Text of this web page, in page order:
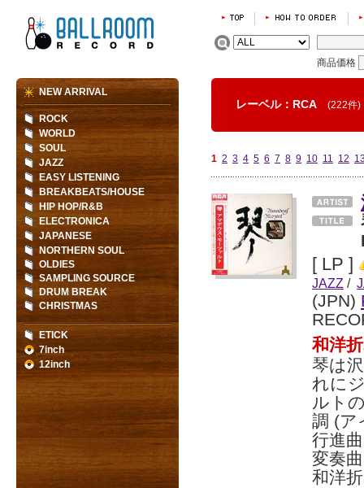
商品価格
レーベル：RCA (222件)
1 2 3 4 5 6 7 8 9 10 11 12
[ LP ]
JAZZ /
(JPN)
和洋
琴は
れに
ルト
調 (ア
行進
変奏
和洋
NEW ARRIVAL
ROCK
WORLD
SOUL
JAZZ
EASY LISTENING
BREAKBEATS/HOUSE
HIP HOP/R&B
ELECTRONICA
JAPANESE
NORTHERN SOUL
OLDIES
SAMPLING SOURCE
DRUM BREAK
CHRISTMAS
ETICK
7inch
12inch